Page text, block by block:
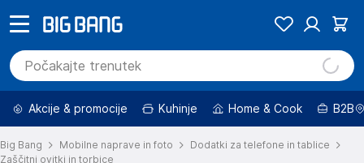
Akcije & promocije Kuhinje Home & Cook B2B
Big Bang Mobilne naprave in foto
Dodatki za telefone in tablice
Zaščitni ovitki in torbice